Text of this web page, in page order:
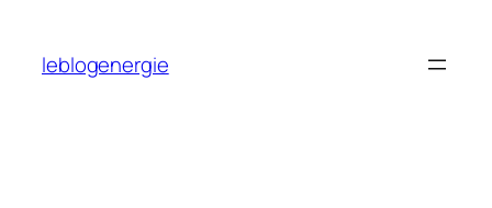
contenu
leblogenergie